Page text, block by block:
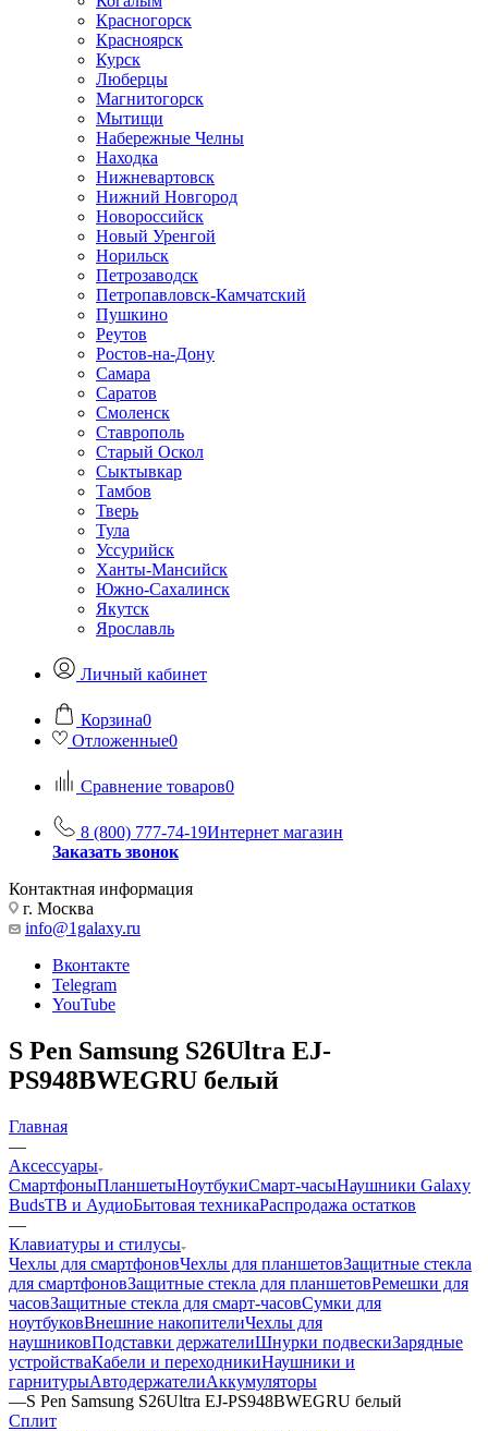
Красногорск
Красноярск
Курск
Люберцы
Магнитогорск
Мытищи
Набережные Челны
Находка
Нижневартовск
Нижний Новгород
Новороссийск
Новый Уренгой
Норильск
Петрозаводск
Петропавловск-Камчатский
Пушкино
Реутов
Ростов-на-Дону
Самара
Саратов
Смоленск
Ставрополь
Старый Оскол
Сыктывкар
Тамбов
Тверь
Тула
Уссурийск
Ханты-Мансийск
Южно-Сахалинск
Якутск
Ярославль
Личный кабинет
Корзина0
Отложенные0
Сравнение товаров0
8 (800) 777-74-19Интернет магазин
Заказать звонок
Контактная информация
г. Москва
info@1galaxy.ru
Вконтакте
Telegram
YouTube
S Pen Samsung S26Ultra EJ-
PS948BWEGRU белый
Главная
—
Аксессуары
СмартфоныПланшетыНоутбукиСмарт-часыНаушники Galaxy
BudsТВ и АудиоБытовая техникаРаспродажа остатков
—
Клавиатуры и стилусы
Чехлы для смартфоновЧехлы для планшетовЗащитные стекла
для смартфоновЗащитные стекла для планшетовРемешки для
часовЗащитные стекла для смарт-часовСумки для
ноутбуковВнешние накопителиЧехлы для
наушниковПодставки держателиШнурки подвескиЗарядные
устройстваКабели и переходникиНаушники и
гарнитурыАвтодержателиАккумуляторы
—S Pen Samsung S26Ultra EJ-PS948BWEGRU белый
Сплит